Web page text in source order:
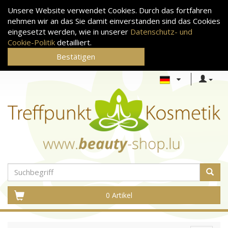
Unsere Website verwendet Cookies. Durch das fortfahren
nehmen wir an das Sie damit einverstanden sind das Cookies
eingesetzt werden, wie in unserer Datenschutz- und
Cookie-Politik detailliert.
Bestätigen
0 Artikel